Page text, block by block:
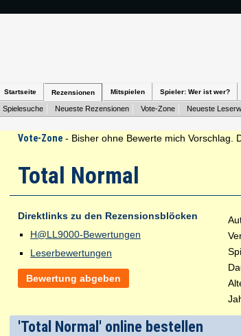
Startseite Rezensionen Mitspielen Spieler: Wer ist wer?
Spielesuche Neueste Rezensionen Vote-Zone Neueste
Vote-Zone - Bisher ohne Bewerte mich Vorschlag.
Total Normal
Direktlinks zu den Rezensionsblöcken
H@LL9000-Bewertungen
Leserbewertungen
Bewertung abgeben
'Total Normal' online bestellen